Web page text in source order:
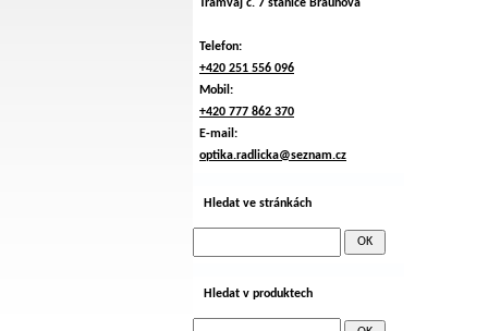
Tramvaj č. 7 stanice Braunova
Telefon:
+420 251 556 096
Mobil:
+420 777 862 370
E-mail:
optika.radlicka@seznam.cz
Hledat ve stránkách
Hledat v produktech